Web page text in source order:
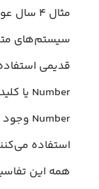
مثال ۴
سیستم‌های
استفاده
همه این